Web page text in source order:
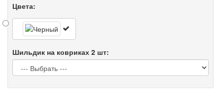
Цвета:
Шильдик на ковриках 2 шт: